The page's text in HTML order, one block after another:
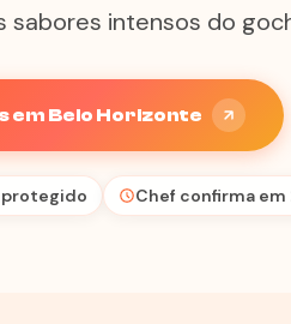
sabores intensos do
em Belo Horizonte
protegido Chef confirma em